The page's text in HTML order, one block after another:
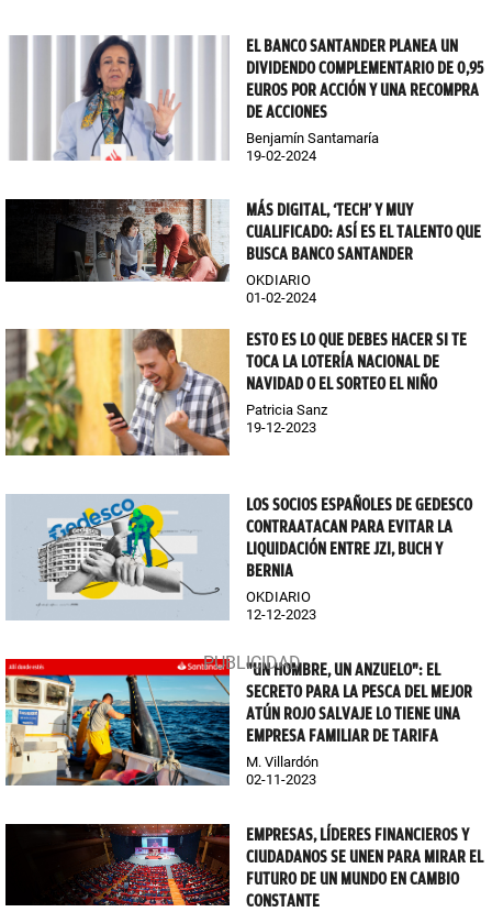
EL BANCO SANTANDER PLANEA UN
DIVIDENDO COMPLEMENTARIO DE 0,95
EUROS POR ACCIÓN Y UNA RECOMPRA
DE ACCIONES
Benjamín Santamaría
19-02-2024
MÁS DIGITAL, ‘TECH’ Y MUY
CUALIFICADO: ASÍ ES EL TALENTO QUE
BUSCA BANCO SANTANDER
OKDIARIO
01-02-2024
ESTO ES LO QUE DEBES HACER SI TE
TOCA LA LOTERÍA NACIONAL DE
NAVIDAD O EL SORTEO EL NIÑO
Patricia Sanz
19-12-2023
LOS SOCIOS ESPAÑOLES DE GEDESCO
CONTRAATACAN PARA EVITAR LA
LIQUIDACIÓN ENTRE JZI, BUCH Y
BERNIA
OKDIARIO
12-12-2023
"UN HOMBRE, UN ANZUELO": EL
SECRETO PARA LA PESCA DEL MEJOR
ATÚN ROJO SALVAJE LO TIENE UNA
EMPRESA FAMILIAR DE TARIFA
M. Villardón
02-11-2023
EMPRESAS, LÍDERES FINANCIEROS Y
CIUDADANOS SE UNEN PARA MIRAR EL
FUTURO DE UN MUNDO EN CAMBIO
CONSTANTE